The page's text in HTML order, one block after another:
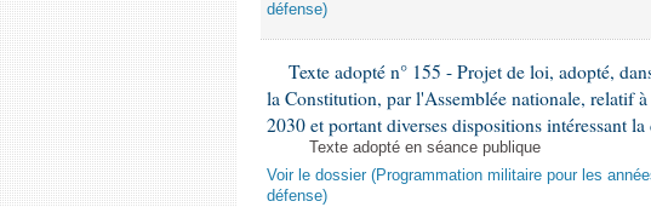
défense)
Texte adopté n° 155 - Projet de loi, adopté,
la Constitution, par l'Assemblée nationale, relatif
2030 et portant diverses dispositions intéressant la
Texte adopté en séance publique
Voir le dossier (Programmation militaire pour les
défense)